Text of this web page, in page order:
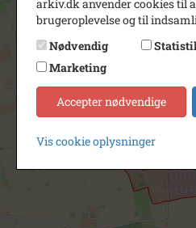
arkiv.dk anvender cookies til
brugeroplevelse og til
Nødvendig
Marketing
Accepter nødvendige
Vis cookie oplysninger